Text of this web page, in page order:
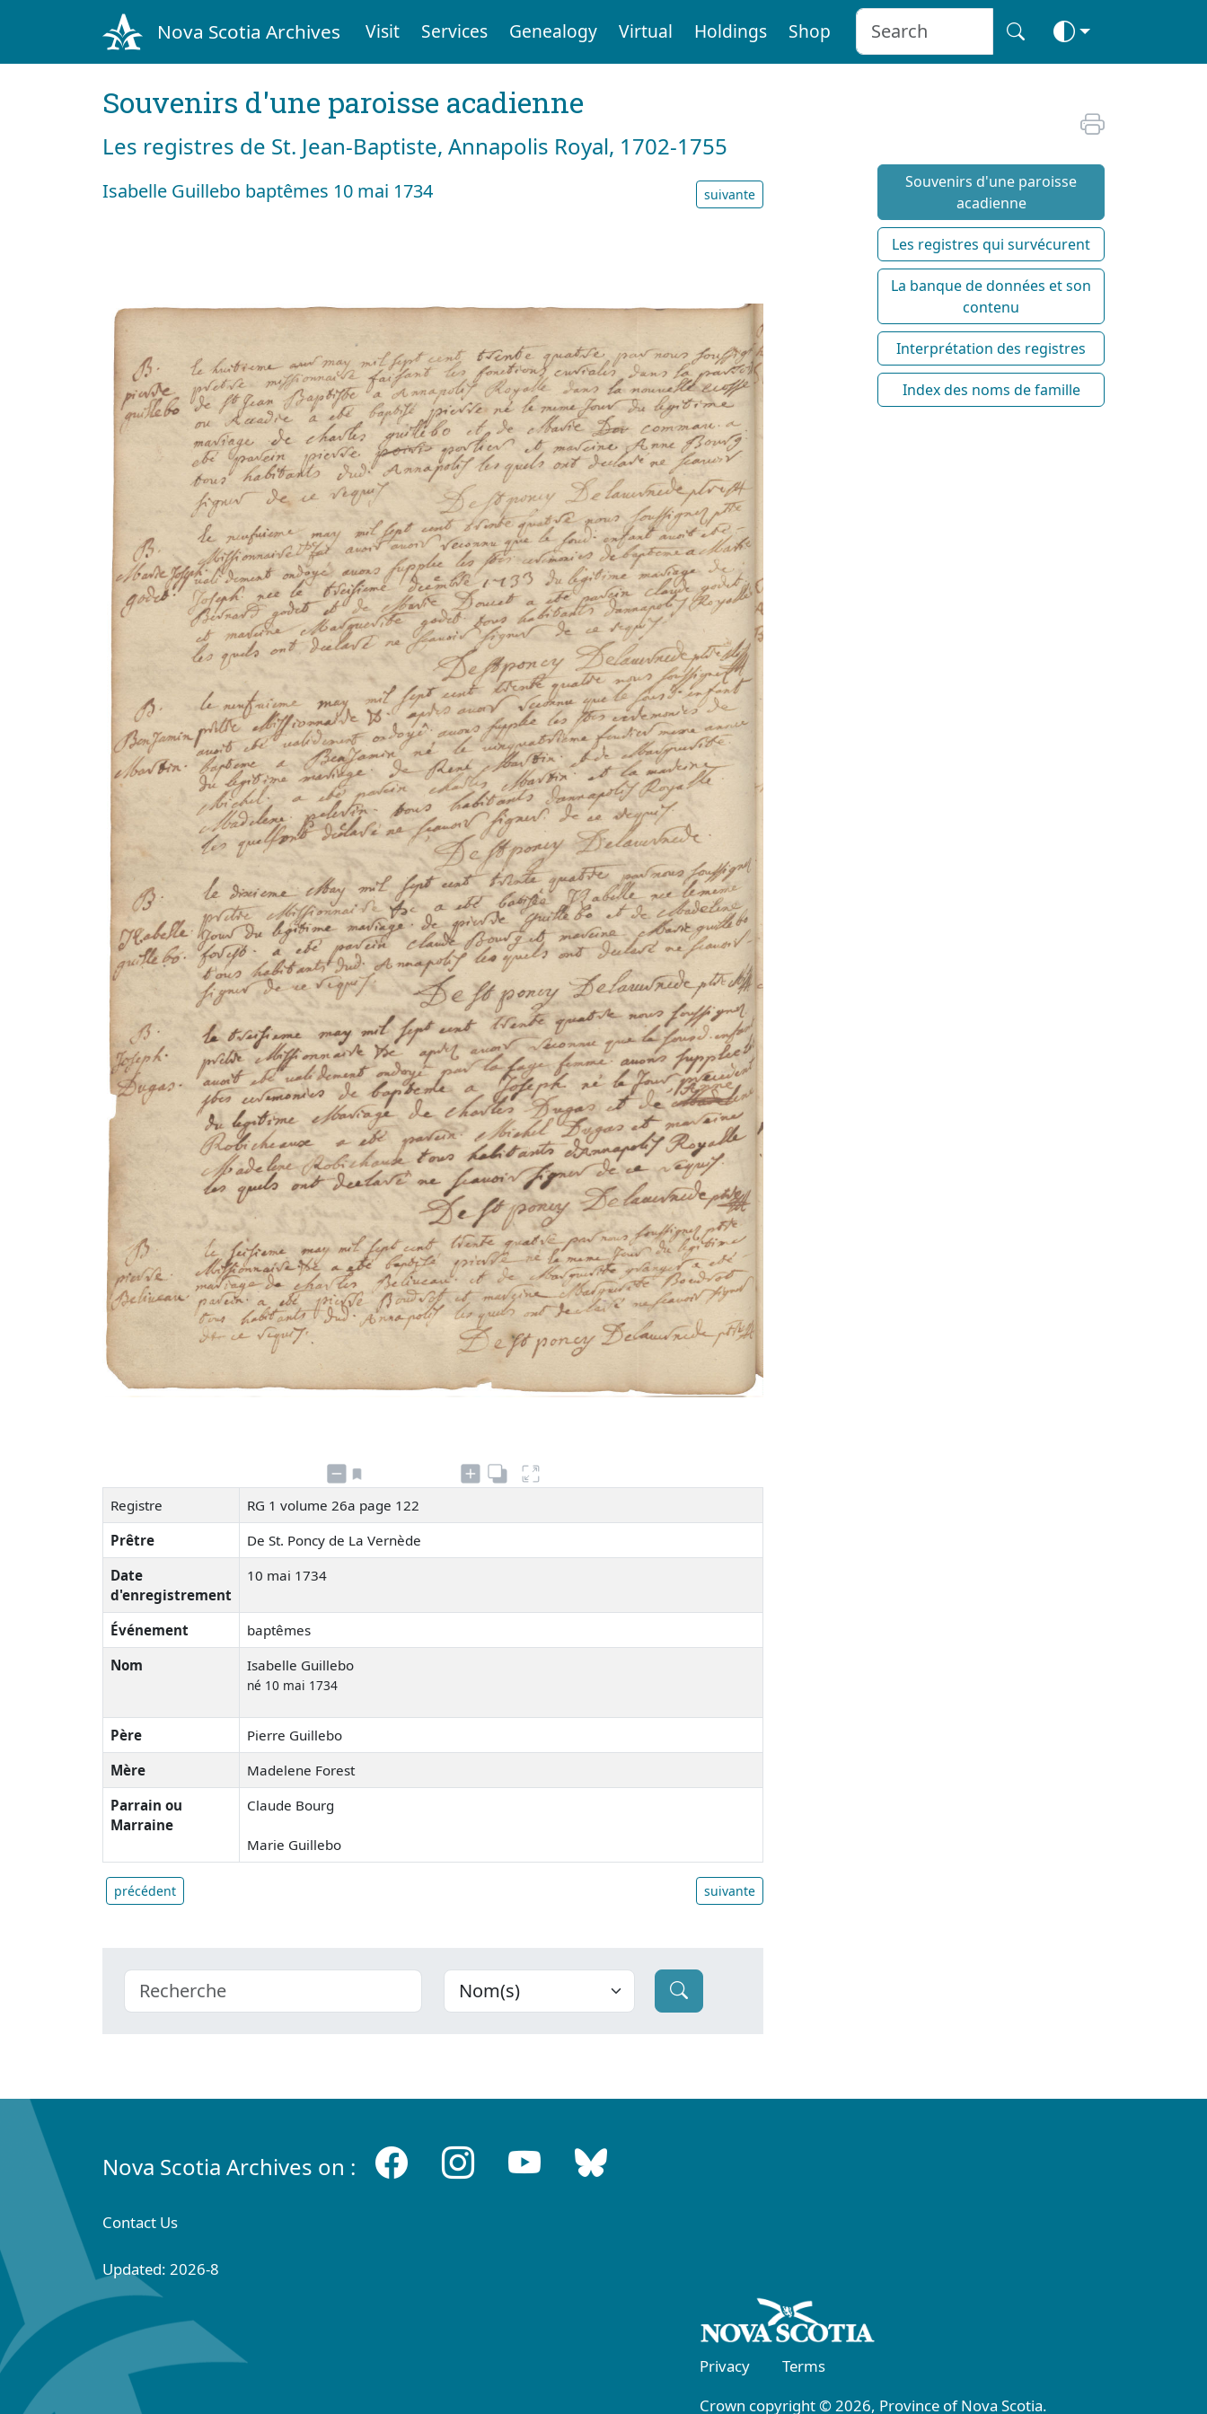
Nova Scotia Archives Visit Services Genealogy Virtual Holdings Shop
Souvenirs d'une paroisse acadienne
Les registres de St. Jean-Baptiste, Annapolis Royal, 1702-1755
Isabelle Guillebo baptêmes 10 mai 1734 suivante
Registre
RG 1 volume 26a page 122
Prêtre
De St. Poncy de La Vernède
Date
d'enregistrement
10 mai 1734
Événement
baptêmes
Nom
Isabelle Guillebo
né 10 mai 1734
Père
Pierre Guillebo
Mère
Madelene Forest
Parrain ou
Marraine
Claude Bourg
Marie Guillebo
précédent suivante
Souvenirs d'une paroisse
acadienne
Les registres qui survécurent
La banque de données et son
contenu
Interprétation des registres
Index des noms de famille
Nova Scotia Archives on :
Contact Us
Updated: 2026-8
Privacy
Terms
Crown copyright © 2026, Province of Nova Scotia.